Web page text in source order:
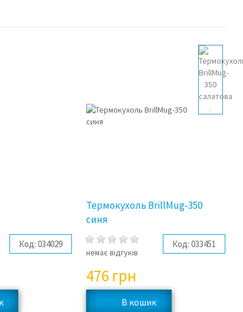
Код: 034029
Термокухоль BrillMug-350
синя
немає відгуків
Код: 033451
476 грн